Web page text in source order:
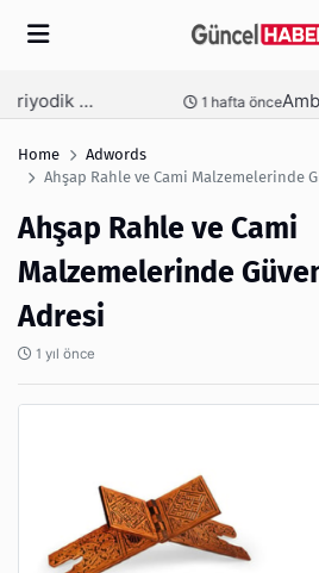
Home
Adwords
Ahşap Rahle ve Cami Malzemelerinde
Ahşap Rahle ve Cami
Malzemelerinde
Adresi
1 yıl önce